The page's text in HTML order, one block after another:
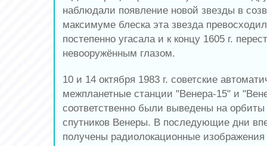
наблюдали появление новой звезды в
максимуме блеска эта звезда
постепенно угасала и к концу 1605 г.
невооружённым глазом.
10 и 14 октября 1983 г. советские
межпланетные станции "Венера-15" и
соответственно были выведены на орбиты
спутников Венеры. В последующие дни
получены радиолокационные изображения